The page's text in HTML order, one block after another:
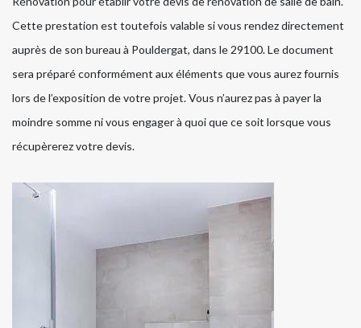
Cette prestation est toutefois valable si vous rendez directement
auprès de son bureau à Pouldergat, dans le 29100. Le document
sera préparé conformément aux éléments que vous aurez fournis
lors de l’exposition de votre projet. Vous n’aurez pas à payer la
moindre somme ni vous engager à quoi que ce soit lorsque vous
récupèrerez votre devis.